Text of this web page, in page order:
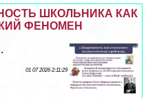
ШКОЛЬНИКА КАК
ФЕНОМЕН
01 07 2026 2:11:29